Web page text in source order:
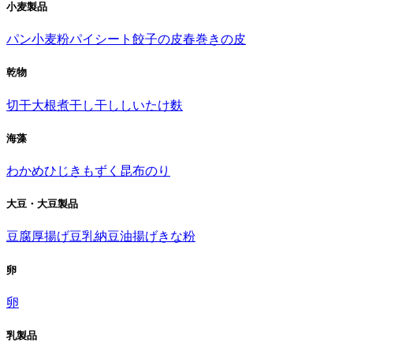
小麦製品
パン小麦粉パイシート 餃子の皮春巻きの皮
乾物
切干大根煮干し干ししいたけ麩
海藻
わかめひじき もずく 昆布のり
大豆・大豆製品
豆腐厚揚げ豆乳納豆油揚げきな粉
卵
卵
乳製品